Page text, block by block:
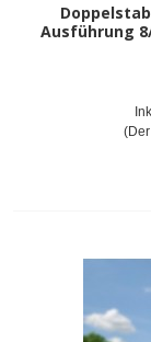
Ausführung